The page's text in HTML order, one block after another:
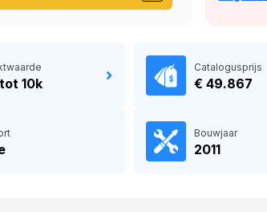
10k
Catalogusprijs
€ 49.867
Bouwjaar
2011